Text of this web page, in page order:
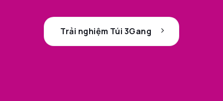
Trải nghiệm Túi 3Gang